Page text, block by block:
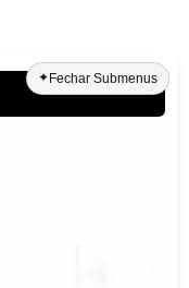
✦ Fechar Submenus